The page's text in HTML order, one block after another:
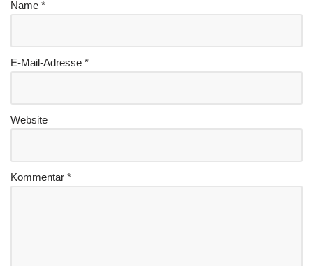
Name *
E-Mail-Adresse *
Website
Kommentar *